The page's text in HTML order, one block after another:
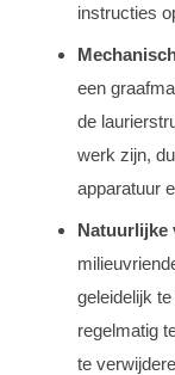
instructies
een
de
werk zijn,
apparatuur
Natuurlijke
geleidelijk
regelmatig
te